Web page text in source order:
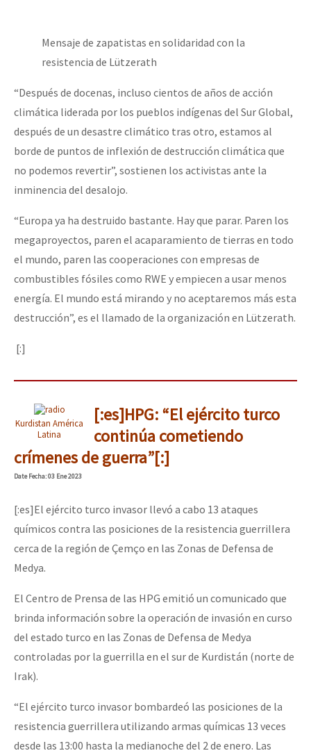
Mensaje de zapatistas en solidaridad con la
resistencia de Lützerath
“Después de docenas, incluso cientos de años de acción
climática liderada por los pueblos indígenas del Sur Global,
después de un desastre climático tras otro, estamos al
borde de puntos de inflexión de destrucción climática que
no podemos revertir”, sostienen los activistas ante la
inminencia del desalojo.
“Europa ya ha destruido bastante. Hay que parar. Paren los
megaproyectos, paren el acaparamiento de tierras en todo
el mundo, paren las cooperaciones con empresas de
combustibles fósiles como RWE y empiecen a usar menos
energía. El mundo está mirando y no aceptaremos más esta
destrucción”, es el llamado de la organización en Lützerath.
[:]
Kurdistan América
Latina
[:es]HPG: “El ejército turco
continúa cometiendo
crímenes de guerra”[:]
DateFecha: 03 Ene 2023
[:es]El ejército turco invasor llevó a cabo 13 ataques
químicos contra las posiciones de la resistencia guerrillera
cerca de la región de Çemço en las Zonas de Defensa de
Medya.
El Centro de Prensa de las HPG emitió un comunicado que
brinda información sobre la operación de invasión en curso
del estado turco en las Zonas de Defensa de Medya
controladas por la guerrilla en el sur de Kurdistán (norte de
Irak).
“El ejército turco invasor bombardeó las posiciones de la
resistencia guerrillera utilizando armas químicas 13 veces
desde las 13:00 hasta la medianoche del 2 de enero. Las